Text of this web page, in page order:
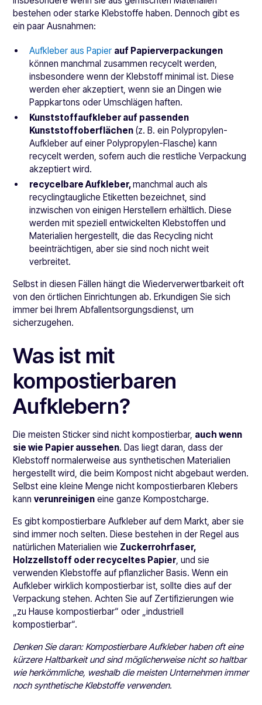
bestehen oder starke Klebstoffe haben. Dennoch gibt es
ein paar Ausnahmen:
Aufkleber aus Papier auf Papierverpackungen
können manchmal zusammen recycelt werden,
insbesondere wenn der Klebstoff minimal ist. Diese
werden eher akzeptiert, wenn sie an Dingen wie
Pappkartons oder Umschlägen haften.
Kunststoffaufkleber auf passenden
Kunststoffoberflächen (z. B. ein Polypropylen-
Aufkleber auf einer Polypropylen-Flasche) kann
recycelt werden, sofern auch die restliche Verpackung
akzeptiert wird.
recycelbare Aufkleber,manchmal auch als
recyclingtaugliche Etiketten bezeichnet, sind
inzwischen von einigen Herstellern erhältlich. Diese
werden mit speziell entwickelten Klebstoffen und
Materialien hergestellt, die das Recycling nicht
beeinträchtigen, aber sie sind noch nicht weit
verbreitet.
Selbst in diesen Fällen hängt die Wiederverwertbarkeit oft
von den örtlichen Einrichtungen ab. Erkundigen Sie sich
immer bei Ihrem Abfallentsorgungsdienst, um
sicherzugehen.
Was ist mit
kompostierbaren
Aufklebern?
Die meisten Sticker sind nicht kompostierbar, auch wenn
sie wie Papier aussehen. Das liegt daran, dass der
Klebstoff normalerweise aus synthetischen Materialien
hergestellt wird, die beim Kompost nicht abgebaut werden.
Selbst eine kleine Menge nicht kompostierbaren Klebers
kannverunreinigen eine ganze Kompostcharge.
Es gibt kompostierbare Aufkleber auf dem Markt, aber sie
sind immer noch selten. Diese bestehen in der Regel aus
natürlichen Materialien wie Zuckerrohrfaser,
Holzzellstoff oder recyceltes Papier, und sie
verwenden Klebstoffe auf pflanzlicher Basis. Wenn ein
Aufkleber wirklich kompostierbar ist, sollte dies auf der
Verpackung stehen. Achten Sie auf Zertifizierungen wie
„zu Hause kompostierbar“ oder „industriell
kompostierbar“.
Denken Sie daran: Kompostierbare Aufkleber haben oft eine
kürzere Haltbarkeit und sind möglicherweise nicht so haltbar
wie herkömmliche, weshalb die meisten Unternehmen immer
noch synthetische Klebstoffe verwenden.